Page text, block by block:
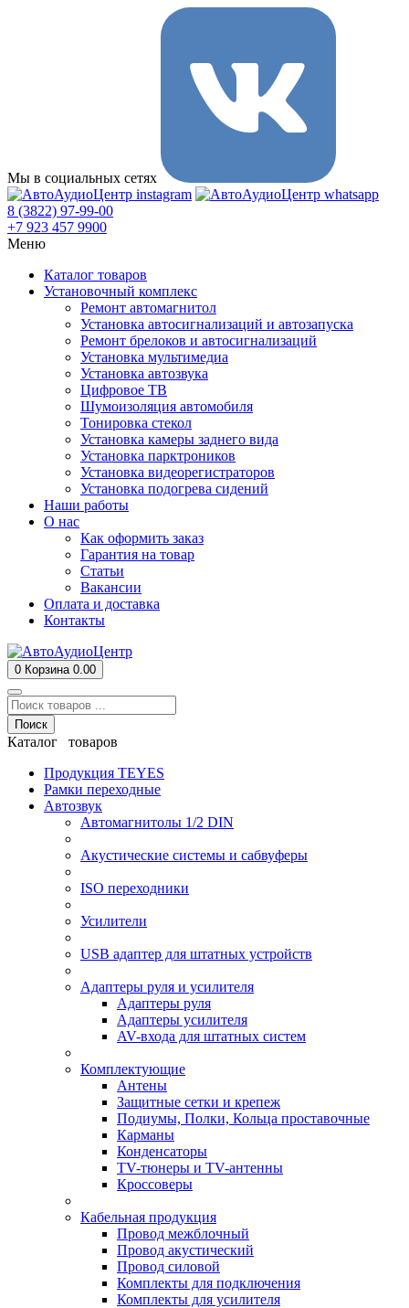
Мы в социальных сетях
8 (3822) 97-99-00
+7 923 457 9900
Меню
Каталог товаров
Установочный комплекс
Ремонт автомагнитол
Установка автосигнализаций и автозапуска
Ремонт брелоков и автосигнализаций
Установка мультимедиа
Установка автозвука
Цифровое ТВ
Шумоизоляция автомобиля
Тонировка стекол
Установка камеры заднего вида
Установка парктроников
Установка видеорегистраторов
Установка подогрева сидений
Наши работы
О нас
Как оформить заказ
Гарантия на товар
Статьи
Вакансии
Оплата и доставка
Контакты
0 Корзина 0.00
Поиск
Каталог товаров
Продукция TEYES
Рамки переходные
Автозвук
Автомагнитолы 1/2 DIN
Акустические системы и сабвуферы
ISO переходники
Усилители
USB адаптер для штатных устройств
Адаптеры руля и усилителя
Адаптеры руля
Адаптеры усилителя
AV-входа для штатных систем
Комплектующие
Антены
Защитные сетки и крепеж
Подиумы, Полки, Кольца проставочные
Карманы
Конденсаторы
TV-тюнеры и TV-антенны
Кроссоверы
Кабельная продукция
Провод межблочный
Провод акустический
Провод силовой
Комплекты для подключения
Комплекты для усилителя